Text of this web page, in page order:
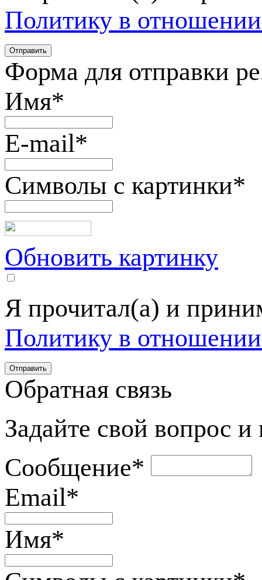
Политику в
Форма для отправки
Имя*
E-mail*
Символы с картинки*
Обновить картинку
Я прочитал(а) и
Политику в
Обратная связь
Задайте свой вопрос
Сообщение*
Email*
Имя*